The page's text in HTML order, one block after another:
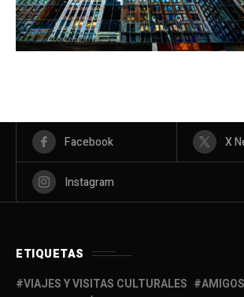
Facebook X
Instagram
ETIQUETAS
VIAJES Y VISITAS CULTURALES